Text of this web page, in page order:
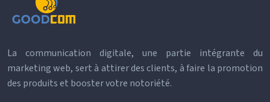
La communication digitale, une partie intégrante du
marketing web, sert à attirer des clients, à faire la promotion
des produits et booster votre notoriété.